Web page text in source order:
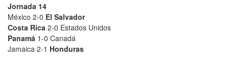
Jornada 14
México 2-0 El Salvador
Costa Rica 2-0 Estados Unidos
Panamá 1-0 Canadá
Jamaica 2-1 Honduras